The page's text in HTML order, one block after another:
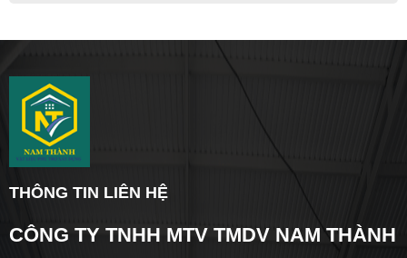
THÔNG TIN LIÊN HỆ
CÔNG TY TNHH MTV TMDV NAM THÀNH